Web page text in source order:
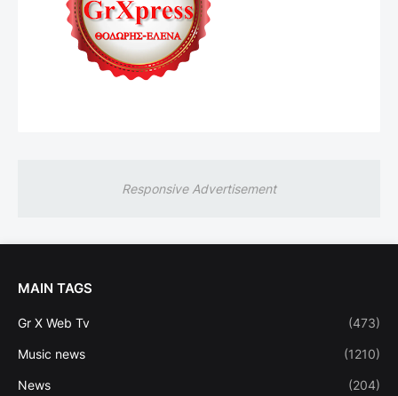
Responsive Advertisement
MAIN TAGS
Gr X Web Tv (473)
Music news (1210)
News (204)